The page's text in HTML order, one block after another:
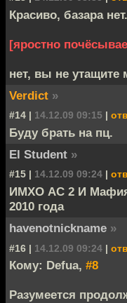
Красиво, базара нет.
[яростно
нет, вы не утащите
Verdict »
#14 | 14.12.09 09:15 |
Буду брать на пц.
El Student »
#15 | 14.12.09 09:24 |
ИМХО АС 2 И
2010 года
havenotnickname »
#16 | 14.12.09 09:24 |
Кому: Defua, #8
Разумеется